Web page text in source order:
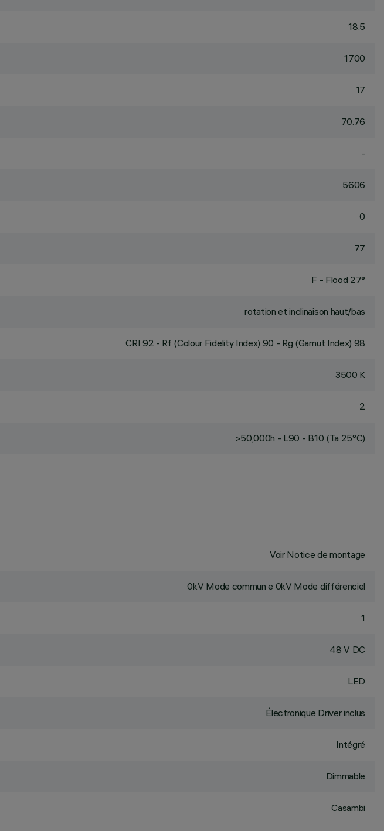
18.5
1700
17
70.76
-
5606
0
77
F - Flood 27°
rotation et inclinaison haut/bas
CRI 92 - Rf (Colour Fidelity Index) 90 - Rg (Gamut Index) 98
3500 K
2
>50,000h - L90 - B10 (Ta 25°C)
Voir Notice de montage
0kV Mode commun e 0kV Mode différenciel
1
48 V DC
LED
Électronique Driver inclus
Intégré
Dimmable
Casambi